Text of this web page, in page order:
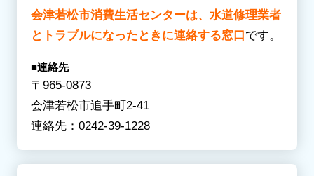
会津若松市消費生活センターは、水道修理業者
とトラブルになったときに連絡する窓口です。
■連絡先
〒965-0873
会津若松市追手町2-41
連絡先：0242-39-1228